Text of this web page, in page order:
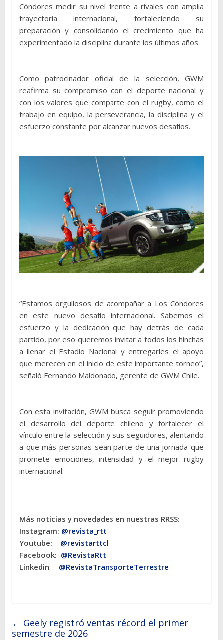
Cóndores medir su nivel frente a rivales con amplia
trayectoria internacional, fortaleciendo su
preparación y consolidando el crecimiento que ha
experimentado la disciplina durante los últimos años.
Como patrocinador oficial de la selección, GWM
reafirma su compromiso con el deporte nacional y
con los valores que comparte con el rugby, como el
trabajo en equipo, la perseverancia, la disciplina y el
esfuerzo constante por alcanzar nuevos desafíos.
“Estamos orgullosos de acompañar a Los Cóndores
en este nuevo desafío internacional. Sabemos el
esfuerzo y la dedicación que hay detrás de cada
partido, por eso queremos invitar a todos los hinchas
a llenar el Estadio Nacional y entregarles el apoyo
que merecen en el inicio de este importante torneo”,
señaló Fernando Maldonado, gerente de GWM Chile.
Con esta invitación, GWM busca seguir promoviendo
el desarrollo del deporte chileno y fortalecer el
vínculo entre la selección y sus seguidores, alentando
a que más personas sean parte de una jornada que
promete emociones, intensidad y el mejor rugby
internacional.
Más noticias y novedades en nuestras RRSS:
Instagram: @revista_rtt
Youtube: @revistarttcl
Facebook: @RevistaRtt
Linkedin: @RevistaTransporteTerrestre
← Geely registró ventas récord el primer
semestre de 2026